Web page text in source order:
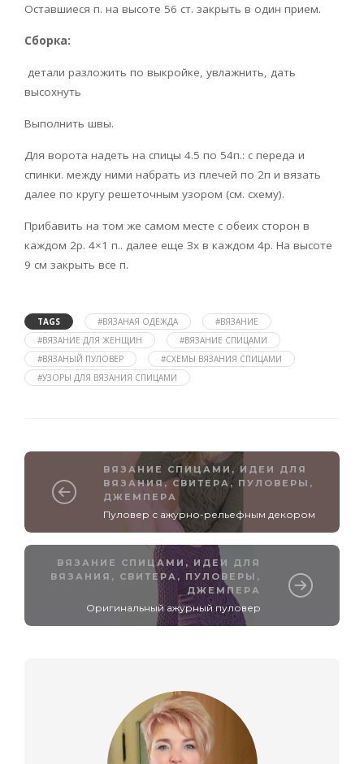
Оставшиеся п. на высоте 56 ст. закрыть в один прием.
Сборка:
детали разложить по выкройке, увлажнить, дать
высохнуть
Выполнить швы.
Для ворота надеть на спицы 4.5 по 54п.: с переда и
спинки. между ними набрать из плечей по 2п и вязать
далее по кругу решеточным узором (см. схему).
Прибавить на том же самом месте с обеих сторон в
каждом 2р. 4×1 п.. далее еще Зх в каждом 4р. На высоте
9 см закрыть все п.
TAGS #ВЯЗАНАЯ ОДЕЖДА
#ВЯЗАНИЕ
#ВЯЗАНИЕ ДЛЯ ЖЕНЩИН
#ВЯЗАНИЕ СПИЦАМИ
#ВЯЗАНЫЙ ПУЛОВЕР
#СХЕМЫ ВЯЗАНИЯ СПИЦАМИ
#УЗОРЫ ДЛЯ ВЯЗАНИЯ СПИЦАМИ
ВЯЗАНИЕ СПИЦАМИ , ИДЕИ ДЛЯ
ВЯЗАНИЯ,СВИТЕРА, ПУЛОВЕРЫ,
ДЖЕМПЕРА
Пуловер с ажурно-рельефным декором
ВЯЗАНИЕ СПИЦАМИ, ИДЕИ ДЛЯ
ВЯЗАНИЯ , СВИТЕРА, ПУЛОВЕРЫ,
ДЖЕМПЕРА
Оригинальный ажурный пуловер